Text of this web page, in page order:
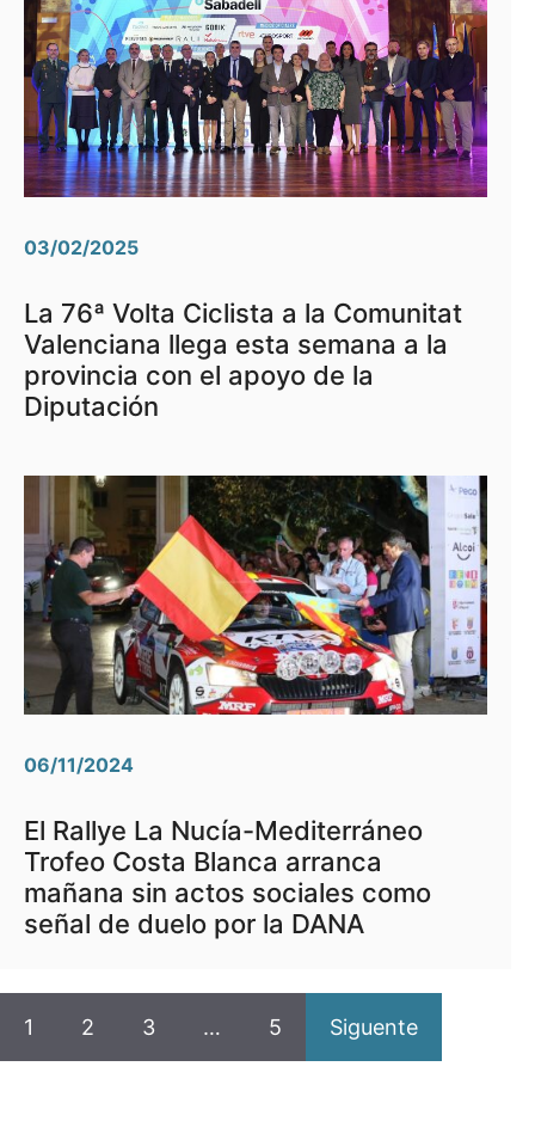
03/02/2025
La 76ª Volta Ciclista a la Comunitat
Valenciana llega esta semana a la
provincia con el apoyo de la
Diputación
06/11/2024
El Rallye La Nucía-Mediterráneo
Trofeo Costa Blanca arranca
mañana sin actos sociales como
señal de duelo por la DANA
1 2 3 … 5 Siguente